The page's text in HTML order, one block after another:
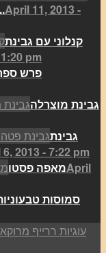
עוגת שקדים,April 11, 2013 -
קנלוני עם גבינת
pm
פרש
גבינת מוצרלה
גבינת
2013 - 7:22 pm
מאפה פסטוApril
סמוסות